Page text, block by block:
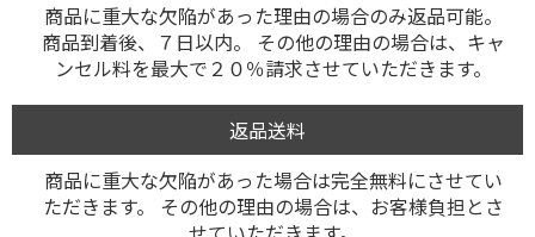
商品に重大な欠陥があった理由の場合のみ返品可能。
商品到着後、７日以内。 その他の理由の場合は、キャ
ンセル料を最大で２０％請求させていただきます。
返品送料
商品に重大な欠陥があった場合は完全無料にさせてい
ただきます。 その他の理由の場合は、お客様負担とさ